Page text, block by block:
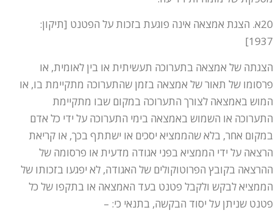
20א. הצגת אמצאה אינה פוגעת בזכות על הפטנט [תיקון:
1937]
הצגתה של אמצאה בתערוכה תעשיתית או בין לאומית, או
פרסומו של תאור של אמצאה בזמן שהתערוכה מתקיימת בו, או
המוש באמצאה לצורך התערוכה במקום שבו מתקיימת
התערוכה או השמוש באמצאה בימי התערוכה על ידי כל אדם
במקום אחר, בלא שהממציא יסכים או ישתתף בכך, או קריאת
הרצאה על ידי הממציא בפני אגודה מדעית או פרסומה של
ההרצאה בקובץ הפרוטוקולים של האגודה, לא יפגעו בזכותו של
הממציא לבקש ולקבל פטנט בעד האמצאה או בתקפו של כל
פטנט שניתן על יסוד הבקשה, בתנאי כי: –